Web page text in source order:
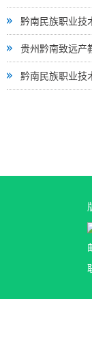
黔南民族职业技
贵州黔南致远产
黔南民族职业技